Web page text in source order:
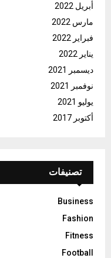
أبريل 2022
مارس 2022
فبراير 2022
يناير 2022
ديسمبر 2021
نوفمبر 2021
يوليو 2021
أكتوبر 2017
تصنيفات
Business
Fashion
Fitness
Football